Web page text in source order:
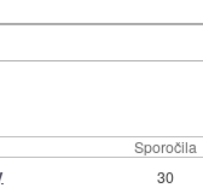
Sporočila
30